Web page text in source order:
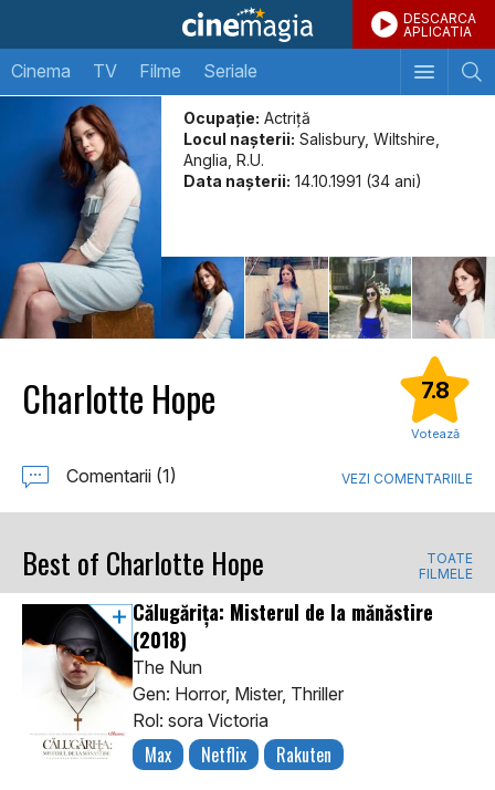
DESCARCA
APLICATIA
Cinema TV Filme Seriale
Ocupație: Actriță
Locul naşterii: Salisbury, Wiltshire,
Anglia, R.U.
Data naşterii: 14.10.1991 (34 ani)
Charlotte Hope 7.8
Votează
Comentarii (1) VEZI COMENTARIILE
Best of Charlotte Hope
TOATE
FILMELE
Călugărița: Misterul de la mănăstire
(2018)
The Nun
Gen: Horror, Mister, Thriller
Rol: sora Victoria
Max Netflix Rakuten